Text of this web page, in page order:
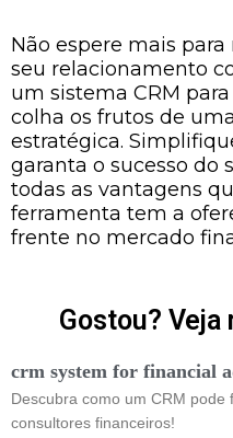
Não espere mais
seu relacionamento
um sistema CRM
colha os frutos de
estratégica.
garanta o sucesso do
todas as vantagens
ferramenta tem a
frente no mercado
Gostou?
crm system for financial
Descubra como um CRM
consultores financeiros!